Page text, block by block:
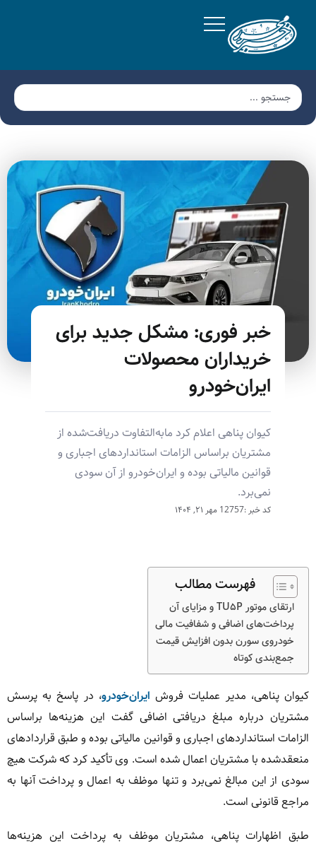
خبر فوری: مشکل جدید برای
خریداران محصولات
ایران‌خودرو
کیوان پناهی اعلام کرد مابه‌التفاوت دریافت‌شده از
مشتریان براساس الزامات استانداردهای اجباری و
قوانین مالیاتی بوده و ایران‌خودرو از آن سودی
نمی‌برد.
کد خبر :12757 مهر ۲۱, ۱۴۰۴
فهرست مطالب
ارتقای موتور TU۵P و مزایای آن
پرداخت‌های اضافی و شفافیت مالی
خودروی سورن بدون افزایش قیمت
جمع‌بندی کوتاه
کیوان پناهی، مدیر عملیات فروش ایران‌خودرو، در پاسخ به پرسش
مشتریان درباره مبلغ دریافتی اضافی گفت این هزینه‌ها براساس
الزامات استانداردهای اجباری و قوانین مالیاتی بوده و طبق قراردادهای
منعقدشده با مشتریان اعمال شده است. وی تأکید کرد که شرکت هیچ
سودی از این مبالغ نمی‌برد و تنها موظف به اعمال و پرداخت آنها به
مراجع قانونی است.
طبق اظهارات پناهی، مشتریان موظف به پرداخت این هزینه‌ها